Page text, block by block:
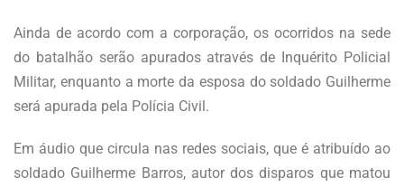
Ainda de acordo com a corporação, os ocorridos na sede
do batalhão serão apurados através de Inquérito Policial
Militar, enquanto a morte da esposa do soldado Guilherme
será apurada pela Polícia Civil.
Em áudio que circula nas redes sociais, que é atribuído ao
soldado Guilherme Barros, autor dos disparos que matou